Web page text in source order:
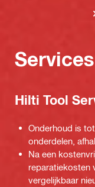
Services
Hilti Tool
Onderhoud is
onderdelen,
Na een
reparatiekosten
vergelijkbaar